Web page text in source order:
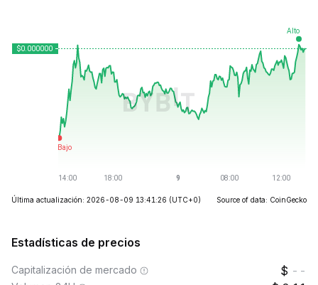
Última actualización: 2026-08-09 13:41:26 (UTC+0) Source of data: CoinGecko
Estadísticas de precios
Capitalización de mercado --